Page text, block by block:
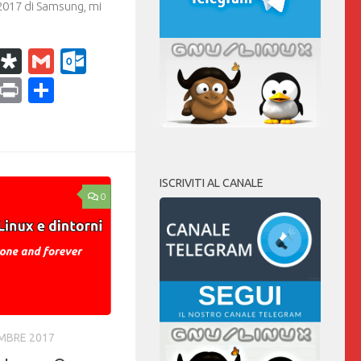
di Samsung, mi
WhatsApp
Diaspora
GmailOutlook.com
CopyPrint
0
2017
ISCRIVITI AL CANALE